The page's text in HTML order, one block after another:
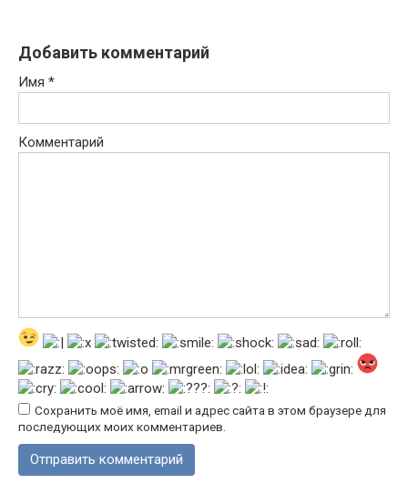
Добавить комментарий
Имя *
Комментарий
Сохранить моё имя, email и адрес сайта в этом браузере для
последующих моих комментариев.